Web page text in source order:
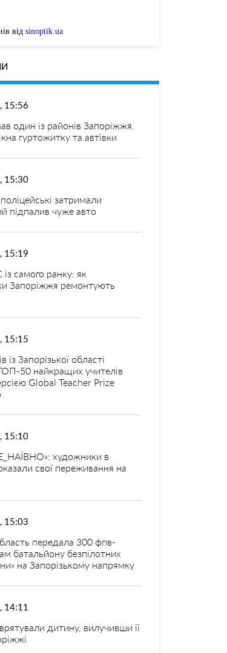
від sinoptik.ua
15:56
один із районів Запоріжжя.
гуртожитку та автівки
15:30
затримали
підпалив чуже авто
15:19
самого ранку: як
Запоріжжя ремонтують
15:15
із Запорізької області
50 найкращих учителів
Global Teacher Prize
15:10
художники в
свої переживання на
15:03
передала 300 фпв-
батальйону безпілотних
на Запорізькому напрямку
14:11
дитину, вилучивши її